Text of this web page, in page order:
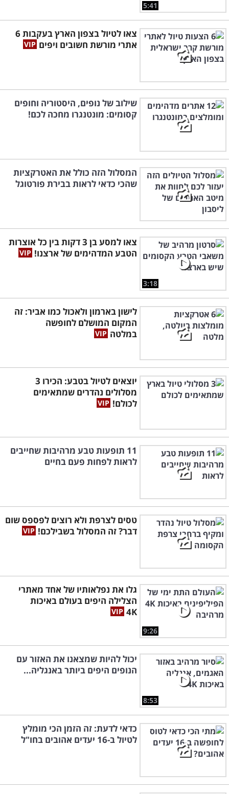
5:41
צאו לטיול בצפון הארץ בעקבות 6
אתרי מורשת חשובים ויפים
שילוב של נופים, היסטוריה וחופים
קסומים: מונטנגרו מחכה לכם!
המסלול הזה כולל את האטרקציות
שהכי כדאי לראות בבירת פורטוגל
3:18
צאו למסע בן 3 דקות בין כל אוצרות
הטבע המדהימים של ארצנו!
לישון בארמון ולאכול כמו אביר: זה
המקום המושלם לחופשה
במלטה
יוצאים לטיול בטבע: הכירו 3
מסלולים נהדרים שמתאימים
לכולם!
11 תופעות טבע מרהיבות שחייבים
לראות לפחות פעם בחיים
טסים לצרפת ולא רוצים לפספס שום
דבר? זה המסלול בשבילכם!
9:26
גלו את נפלאותיו של אחד מאתרי
הצלילה היפים בעולם באיכות
4K
8:53
יכול להיות שמצאנו את האזור עם
הנופים היפים ביותר באנגליה...
כדאי לדעת: זה הזמן הכי מומלץ
לטיול ב-16 יעדים אהובים בחו"ל